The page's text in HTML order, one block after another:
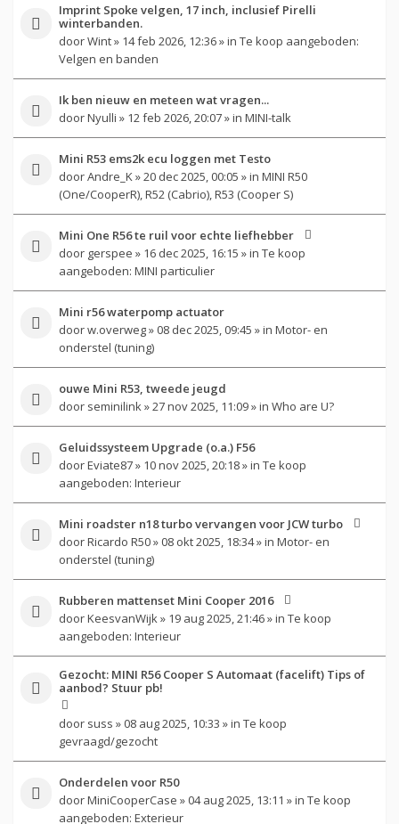
Imprint Spoke velgen, 17 inch, inclusief Pirelli
winterbanden.
doorWint» 14 feb 2026, 12:36 » in Te koop aangeboden:
Velgen en banden
Ik ben nieuw en meteen wat vragen...
doorNyulli » 12 feb 2026, 20:07 » in MINI-talk
Mini R53 ems2k ecu loggen met Testo
doorAndre_K » 20 dec 2025, 00:05 » in MINI R50
(One/CooperR), R52 (Cabrio), R53 (Cooper S)
Mini One R56 te ruil voor echte liefhebber
door gerspee » 16 dec 2025, 16:15 » in Te koop
aangeboden: MINI particulier
Mini r56 waterpomp actuator
doorw.overweg» 08 dec 2025, 09:45 » in Motor- en
onderstel (tuning)
ouwe Mini R53, tweede jeugd
door seminilink » 27 nov 2025, 11:09 » in Who are U?
Geluidssysteem Upgrade (o.a.) F56
doorEviate87» 10 nov 2025, 20:18 » in Te koop
aangeboden: Interieur
Mini roadster n18 turbo vervangen voor JCW turbo
doorRicardo R50» 08 okt 2025, 18:34 » in Motor- en
onderstel (tuning)
Rubberen mattenset Mini Cooper 2016
doorKeesvanWijk » 19 aug 2025, 21:46 » in Te koop
aangeboden: Interieur
Gezocht: MINI R56 Cooper S Automaat (facelift) Tips of
aanbod? Stuur pb!
door suss » 08 aug 2025, 10:33 » in Te koop
gevraagd/gezocht
Onderdelen voor R50
doorMiniCooperCase » 04 aug 2025, 13:11 » in Te koop
aangeboden: Exterieur